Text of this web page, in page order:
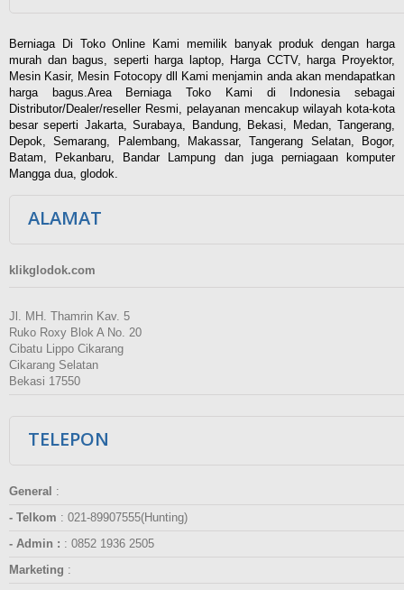
Berniaga Di Toko Online Kami memilik banyak produk dengan harga
murah dan bagus, seperti harga laptop, Harga CCTV, harga Proyektor,
Mesin Kasir, Mesin Fotocopy dll Kami menjamin anda akan mendapatkan
harga bagus.Area Berniaga Toko Kami di Indonesia sebagai
Distributor/Dealer/reseller Resmi, pelayanan mencakup wilayah kota-kota
besar seperti Jakarta, Surabaya, Bandung, Bekasi, Medan, Tangerang,
Depok, Semarang, Palembang, Makassar, Tangerang Selatan, Bogor,
Batam, Pekanbaru, Bandar Lampung dan juga perniagaan komputer
Mangga dua, glodok.
ALAMAT
klikglodok.com
Jl. MH. Thamrin Kav. 5
Ruko Roxy Blok A No. 20
Cibatu Lippo Cikarang
Cikarang Selatan
Bekasi 17550
TELEPON
General :
- Telkom : 021-89907555(Hunting)
- Admin : : 0852 1936 2505
Marketing :